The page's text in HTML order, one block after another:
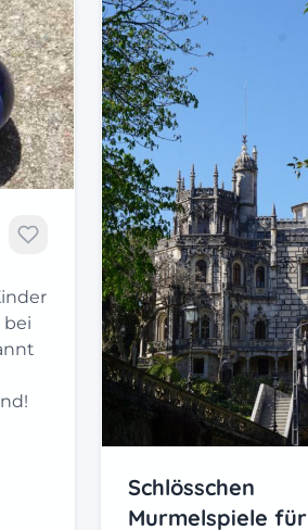
bei
Schlösschen
Murmelspiele für